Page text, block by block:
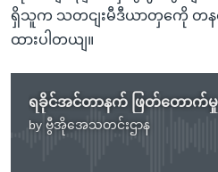
ရှိသူက သတငျးမီဒီယာတှကေို တန
ထားပါတယျ။
ရခိုင်အင်တာနက် ဖြတ်တောက်
by ဗွီအိုအေသတင်းဌာန
No media source